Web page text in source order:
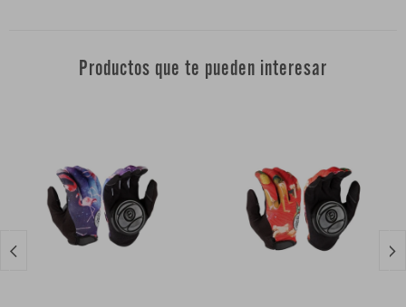
Productos que te pueden interesar
 